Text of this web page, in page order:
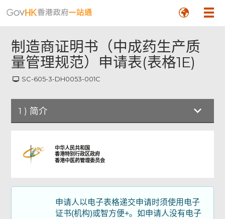
制造商证明书（中成药生产质
量管理规范）申请表(表格1E)
SC-605-3-DH0053-001C
1 ) 简介
营业资料
中华人民共和国
香港特别行政区政府
香港中医药管理委员会
申请人以电子表格递交申请时须使用电子
证书(机构)或智方便+。如申请人没有电子